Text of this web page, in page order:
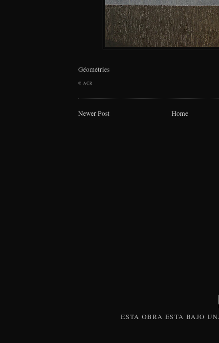
Géométries
© ACR
Newer Post Home
ESTAOBRA ESTÁ BAJO